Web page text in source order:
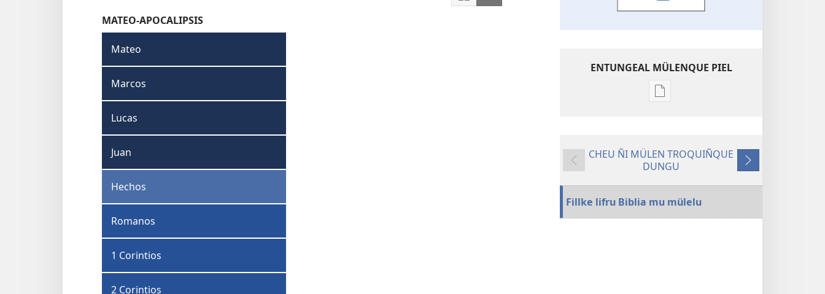
MATEO-APOCALIPSIS
Mateo
Marcos
Lucas
Juan
Hechos
Romanos
1 Corintios
2 Corintios
ENTUNGEAL MÜLENQUE PIEL
Chumngechi
Ngünechen
ñi
Küme Dungu
(Soc. Bíblicas
Unidas)
Rupalu
CHEU ÑI MÜLEN TROQUIÑQUE
DUNGU
Cangelu
Fillke lifru Biblia mu mülelu